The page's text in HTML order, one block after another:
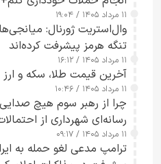
۱۱ مرداد ۱۴۰۵ / ۱۹:۰۴
وال‌استریت ژورنال:
تنگه هرمز پیشرفت کرده‌اند
۱۱ مرداد ۱۴۰۵ / ۱۶:۱۲
آخرین قیمت طلا، سکه و ارز یکشنبه 11
۱۱ مرداد ۱۴۰۵ / ۱۰:۴۶
چرا از رهبر سوم هیچ
رسانه‌ای شهرداری از
جاسوسی گفت
۱۱ مرداد ۱۴۰۵ / ۰۹:۱۷
ترامپ مدعی لغو